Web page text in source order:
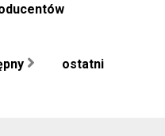
ostatni